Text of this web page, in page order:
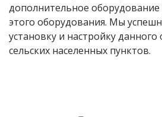
дополнительное оборудование
этого оборудования. Мы
установку и настройку
сельских населенных пунктов.